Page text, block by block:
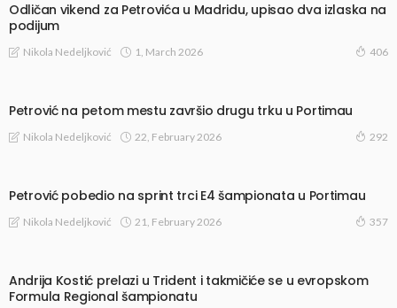
Odličan vikend za Petrovića u Madridu, upisao dva izlaska na
podijum
Nikola Nedeljković 1, March 2026 406
Petrović na petom mestu završio drugu trku u Portimau
Nikola Nedeljković 22, February 2026 292
Petrović pobedio na sprint trci E4 šampionata u Portimau
Nikola Nedeljković 21, February 2026 357
Andrija Kostić prelazi u Trident i takmičiće se u evropskom
Formula Regional šampionatu